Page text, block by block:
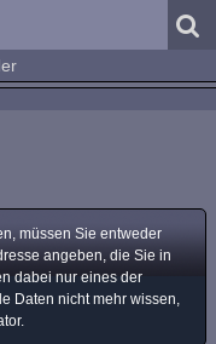
müssen Sie entweder
angeben, die Sie in
dabei nur eines der
Daten nicht mehr wissen,